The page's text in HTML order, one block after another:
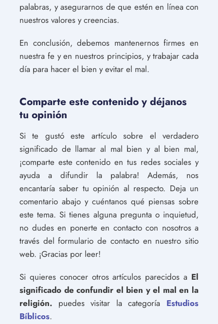
palabras, y asegurarnos de que estén en línea con
nuestros valores y creencias.
En conclusión, debemos mantenernos firmes en
nuestra fe y en nuestros principios, y trabajar cada
día para hacer el bien y evitar el mal.
Comparte este contenido y déjanos
tu opinión
Si te gustó este artículo sobre el verdadero
significado de llamar al mal bien y al bien mal,
¡comparte este contenido en tus redes sociales y
ayuda a difundir la palabra! Además, nos
encantaría saber tu opinión al respecto. Deja un
comentario abajo y cuéntanos qué piensas sobre
este tema. Si tienes alguna pregunta o inquietud,
no dudes en ponerte en contacto con nosotros a
través del formulario de contacto en nuestro sitio
web. ¡Gracias por leer!
Si quieres conocer otros artículos parecidos a El
significado de confundir el bien y el mal en la
religión. puedes visitar la categoría Estudios
Bíblicos.